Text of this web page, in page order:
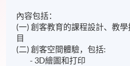
內容包括：
(一) 創客教育的課程設計、教
目
(二) 創客空間體驗，包括:
- 3D繪圖和打印